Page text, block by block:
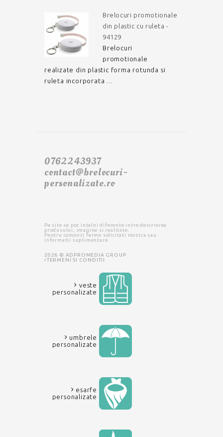
Brelocuri promotionale
din plastic cu ruleta -
94129
Brelocuri
promotionale
realizate din plastic forma rotunda si
ruleta incorporata ...
0762243937
contact@brelocuri-
personalizate.ro
Pe site se pot intalni diferente intre descrierea
produsului, imagine si realitate.
Pentru comenzi ferme solicitati mostra sau
informatii suplimentare.
2026 © ADPROMEDIA GROUP
TERMENI SI CONDITII
veste
personalizate
umbrele
personalizate
esarfe
personalizate